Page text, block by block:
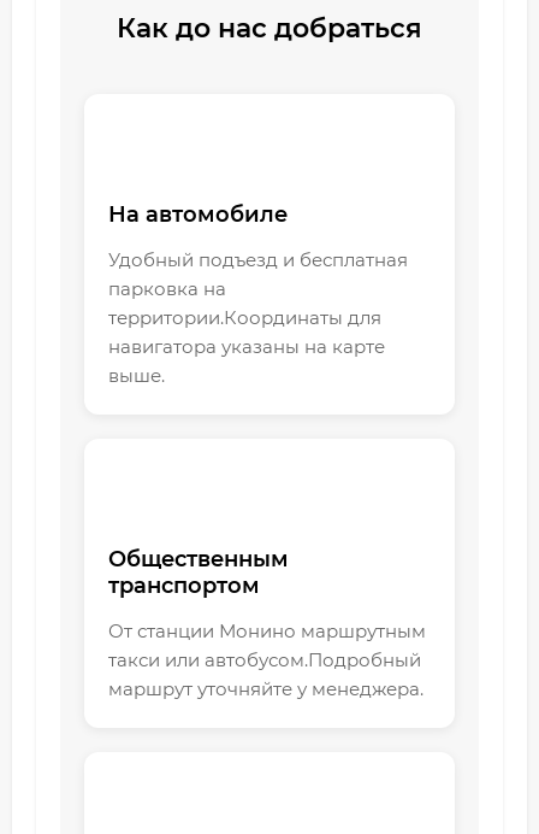
Как до нас добраться
На автомобиле
Удобный подъезд и бесплатная
парковка на
территории.Координаты для
навигатора указаны на карте
выше.
Общественным
транспортом
От станции Монино маршрутным
такси или автобусом.Подробный
маршрут уточняйте у менеджера.